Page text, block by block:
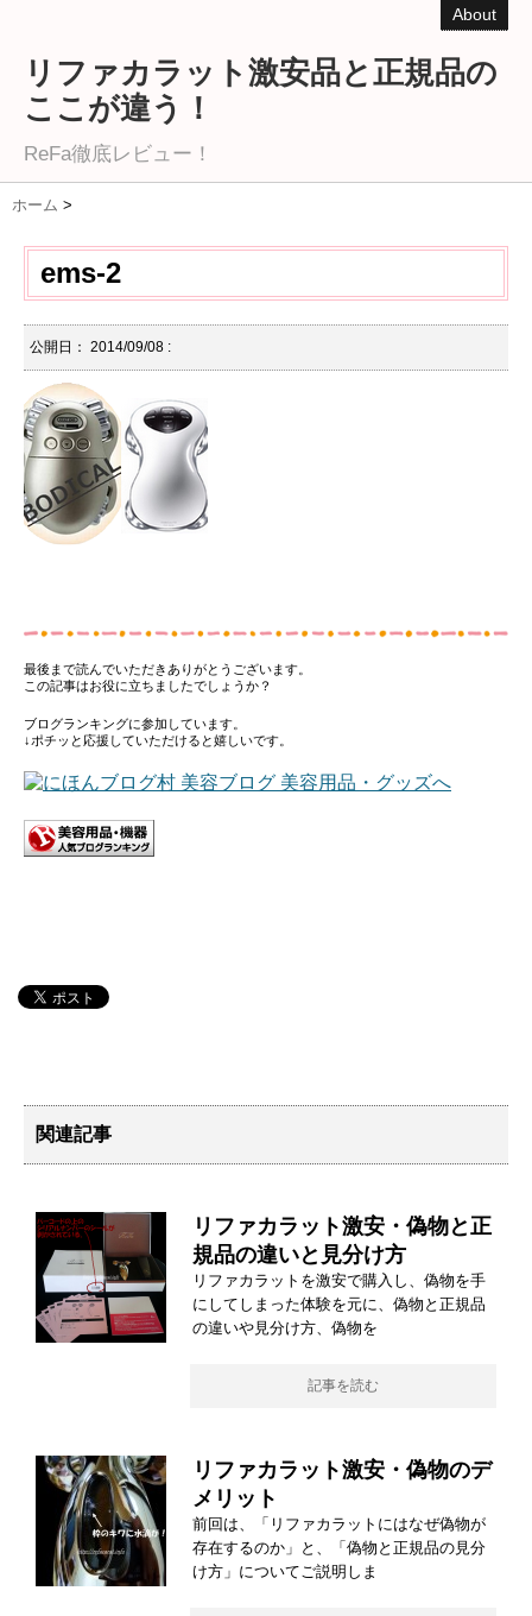
About
リファカラット激安品と正規品の
ここが違う！
ReFa徹底レビュー！
ホーム >
ems-2
公開日： 2014/09/08 :
最後まで読んでいただきありがとうございます。
この記事はお役に立ちましたでしょうか？
ブログランキングに参加しています。
↓ポチッと応援していただけると嬉しいです。
関連記事
リファカラット激安・偽物と正
規品の違いと見分け方
リファカラットを激安で購入し、偽物を手
にしてしまった体験を元に、偽物と正規品
の違いや見分け方、偽物を
記事を読む
リファカラット激安・偽物のデ
メリット
前回は、「リファカラットにはなぜ偽物が
存在するのか」と、「偽物と正規品の見分
け方」についてご説明しま